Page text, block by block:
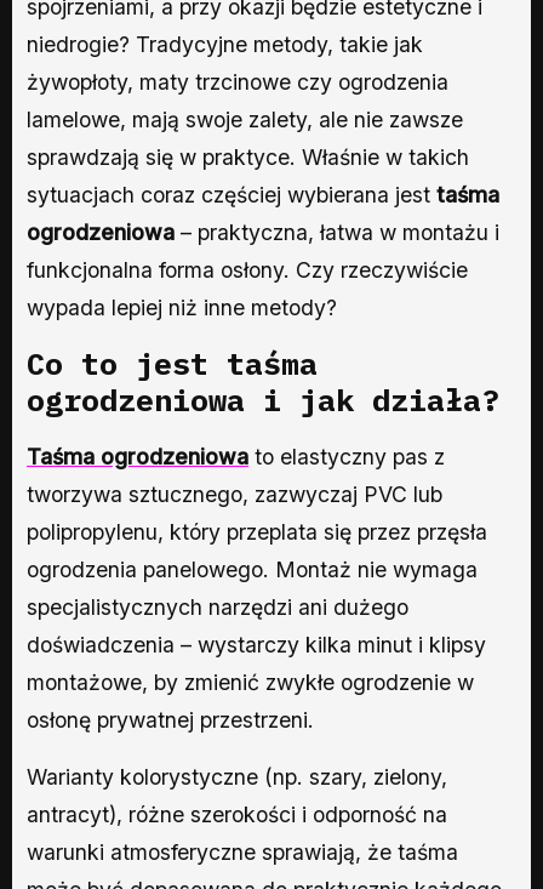
spojrzeniami, a przy okazji będzie estetyczne i
niedrogie? Tradycyjne metody, takie jak
żywopłoty, maty trzcinowe czy ogrodzenia
lamelowe, mają swoje zalety, ale nie zawsze
sprawdzają się w praktyce. Właśnie w takich
sytuacjach coraz częściej wybierana jest taśma
ogrodzeniowa – praktyczna, łatwa w montażu i
funkcjonalna forma osłony. Czy rzeczywiście
wypada lepiej niż inne metody?
Co to jest taśma
ogrodzeniowa i jak działa?
Taśma ogrodzeniowa to elastyczny pas z
tworzywa sztucznego, zazwyczaj PVC lub
polipropylenu, który przeplata się przez przęsła
ogrodzenia panelowego. Montaż nie wymaga
specjalistycznych narzędzi ani dużego
doświadczenia – wystarczy kilka minut i klipsy
montażowe, by zmienić zwykłe ogrodzenie w
osłonę prywatnej przestrzeni.
Warianty kolorystyczne (np. szary, zielony,
antracyt), różne szerokości i odporność na
warunki atmosferyczne sprawiają, że taśma